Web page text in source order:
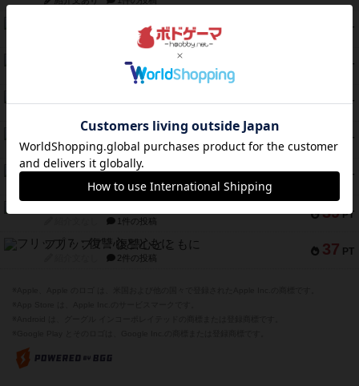
PT
18件の投稿
PT
クランク! ：冒険者たち（拡張）
4件の投稿
42 PT
PT
スターマイン・ラミー ポケット
紹介文あり 2件の投稿
39 PT
海兵隊
紹介文あり 1件の投稿
39 PT
1件の投稿
37 PT
フリップ７：復讐心とともに
2件の投稿